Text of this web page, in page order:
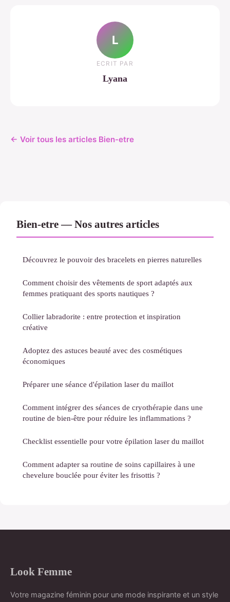
L
ECRIT PAR
Lyana
← Voir tous les articles Bien-etre
Bien-etre — Nos autres articles
Découvrez le pouvoir des bracelets en pierres naturelles
Comment choisir des vêtements de sport adaptés aux
femmes pratiquant des sports nautiques ?
Collier labradorite : entre protection et inspiration
créative
Adoptez des astuces beauté avec des cosmétiques
économiques
Préparer une séance d'épilation laser du maillot
Comment intégrer des séances de cryothérapie dans une
routine de bien-être pour réduire les inflammations ?
Checklist essentielle pour votre épilation laser du maillot
Comment adapter sa routine de soins capillaires à une
chevelure bouclée pour éviter les frisottis ?
Look Femme
Votre magazine féminin pour une mode inspirante et un style